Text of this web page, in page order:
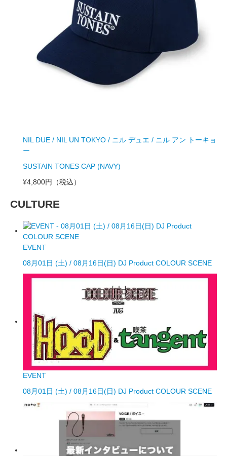
NIL DUE / NIL UN TOKYO / ニル デュエ / ニル アン トーキョ
ー
SUSTAIN TONES CAP (NAVY)
¥4,800円
（税込）
CULTURE
EVENT
08月01日 (土) / 08月16日(日) DJ Product COLOUR SCENE
EVENT
08月01日 (土) / 08月16日(日) DJ Product COLOUR SCENE